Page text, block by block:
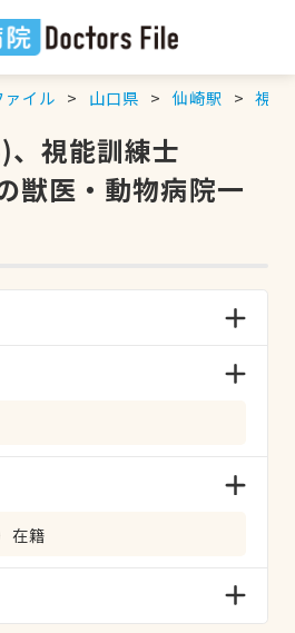
ァイル 山口県 仙崎駅 視能
視能訓練士
獣医・動物病院一
在籍